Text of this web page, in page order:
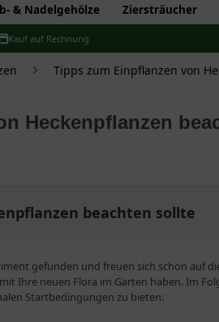
& Nadelgehölze Ziersträucher
Kauf auf Rechnung
Tipps zum Einpflanzen von
Heckenpflanzen
beachten sollte
gefunden und freuen sich schon auf
Ihre neuen Flora im Garten haben. Im
Startbedingungen zu bieten: